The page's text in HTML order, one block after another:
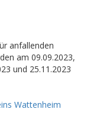
anfallenden
am 09.09.2023,
und 25.11.2023
Wattenheim